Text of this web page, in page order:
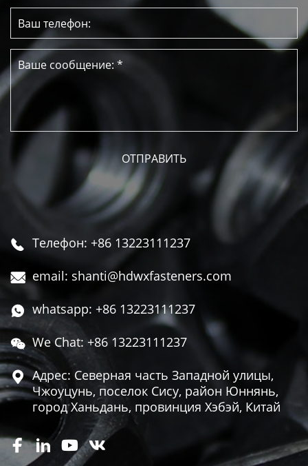
 Телефон: +86 13223111237
 email: shanti@hdwxfasteners.com
 whatsapp: +86 13223111237
 We Chat: +86 13223111237
 Адрес: Северная часть Западной улицы,
Чжоуцунь, поселок Сису, район Юннянь,
город Ханьдань, провинция Хэбэй, Китай
   